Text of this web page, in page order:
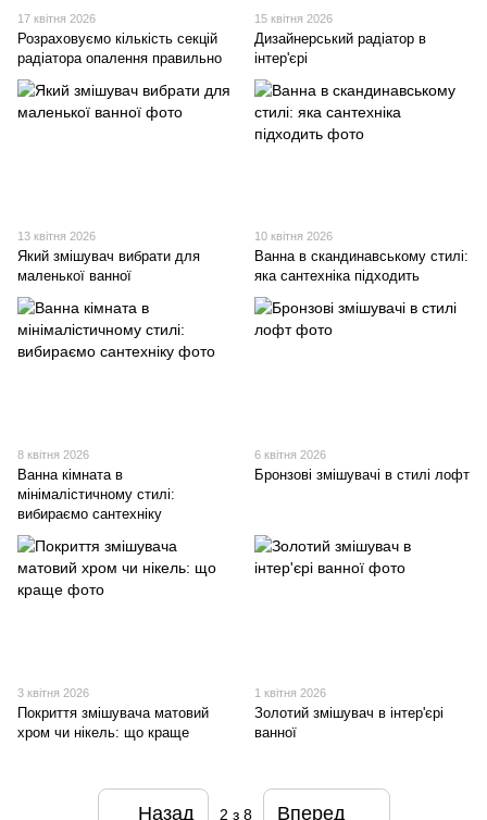
17 квітня 2026
Розраховуємо кількість секцій
радіатора опалення правильно
15 квітня 2026
Дизайнерський радіатор в
інтер'єрі
13 квітня 2026
Який змішувач вибрати для
маленької ванної
10 квітня 2026
Ванна в скандинавському стилі:
яка сантехніка підходить
8 квітня 2026
Ванна кімната в
мінімалістичному стилі:
вибираємо сантехніку
6 квітня 2026
Бронзові змішувачі в стилі лофт
3 квітня 2026
Покриття змішувача матовий
хром чи нікель: що краще
1 квітня 2026
Золотий змішувач в інтер'єрі
ванної
Назад 2 з 8 Вперед